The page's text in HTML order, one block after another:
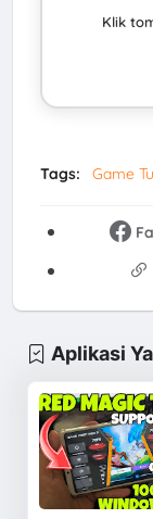
Klik
Tags: Game
Aplikasi